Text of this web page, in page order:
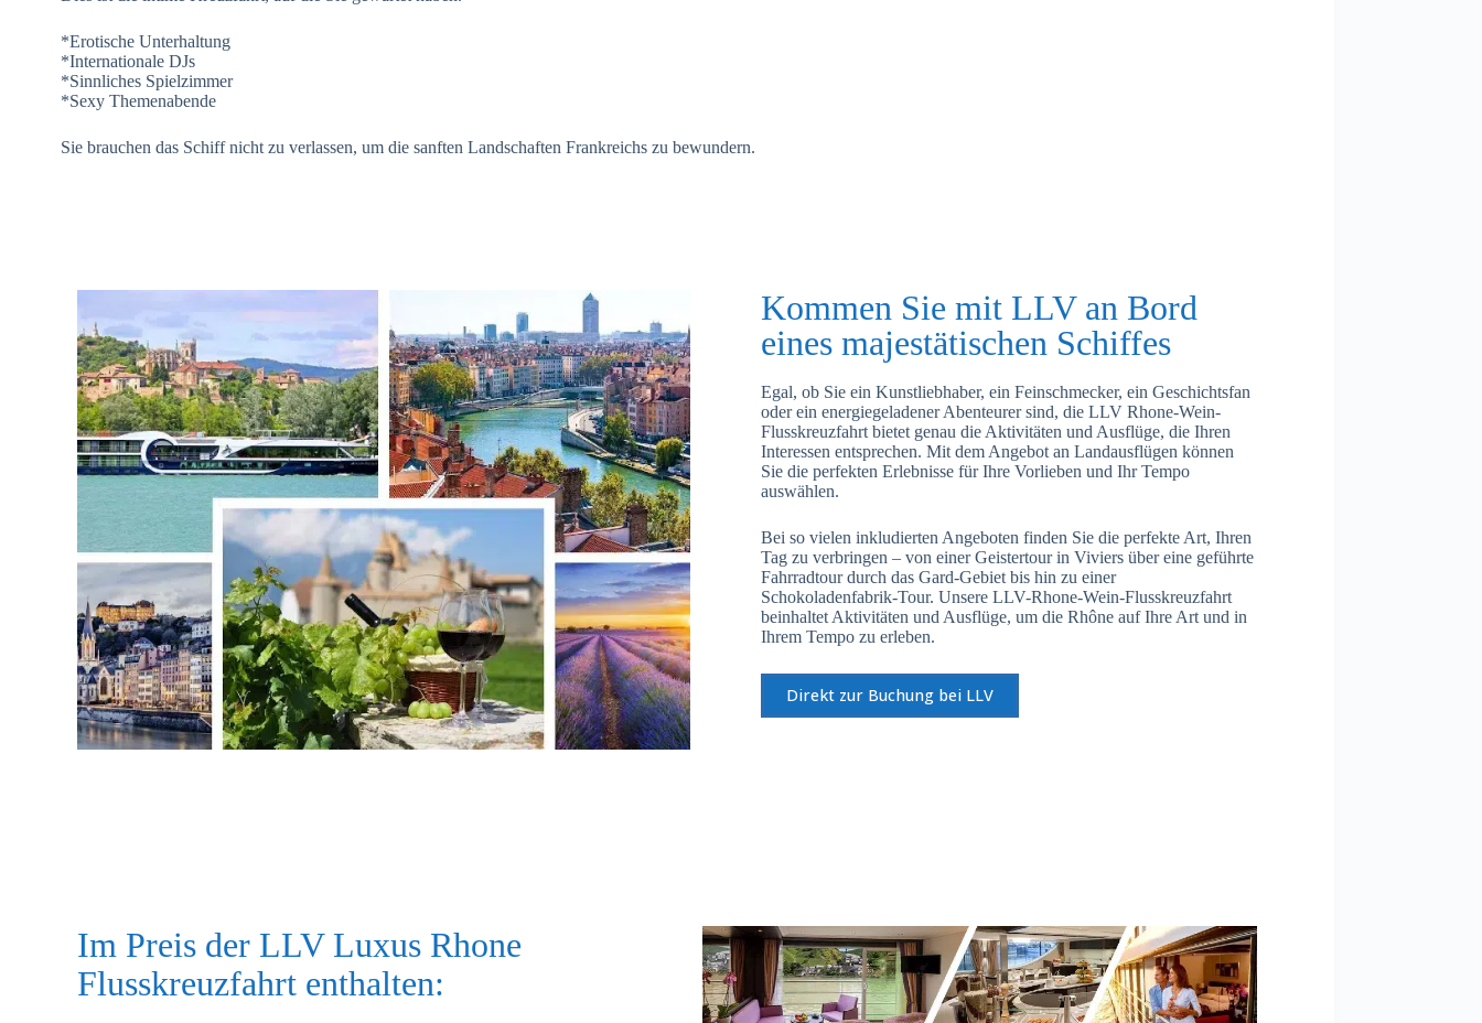
*Erotische Unterhaltung
*Internationale DJs
*Sinnliches Spielzimmer
*Sexy Themenabende
Sie brauchen das Schiff nicht zu verlassen, um die sanften Landschaften Frankreichs zu bewundern.
Kommen Sie mit LLV an Bord
eines majestätischen Schiffes
Egal, ob Sie ein Kunstliebhaber, ein Feinschmecker, ein Geschichtsfan
oder ein energiegeladener Abenteurer sind, die LLV Rhone-Wein-
Flusskreuzfahrt bietet genau die Aktivitäten und Ausflüge, die Ihren
Interessen entsprechen. Mit dem Angebot an Landausflügen können
Sie die perfekten Erlebnisse für Ihre Vorlieben und Ihr Tempo
auswählen.
Bei so vielen inkludierten Angeboten finden Sie die perfekte Art, Ihren
Tag zu verbringen – von einer Geistertour in Viviers über eine geführte
Fahrradtour durch das Gard-Gebiet bis hin zu einer
Schokoladenfabrik-Tour. Unsere LLV-Rhone-Wein-Flusskreuzfahrt
beinhaltet Aktivitäten und Ausflüge, um die Rhône auf Ihre Art und in
Ihrem Tempo zu erleben.
Direkt zur Buchung bei LLV
Im Preis der LLV Luxus Rhone
Flusskreuzfahrt enthalten: